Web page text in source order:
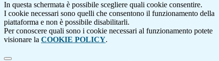
In questa schermata è possibile scegliere quali cookie consentire.
I cookie necessari sono quelli che consentono il funzionamento della
piattaforma e non è possibile disabilitarli.
Per conoscere quali sono i cookie necessari al funzionamento potete
visionare la COOKIE POLICY.